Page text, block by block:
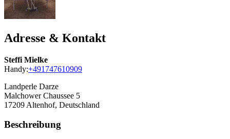
Adresse & Kontakt
Steffi Mielke
Handy:+491747610909
Landperle Darze
Malchower Chaussee 5
17209 Altenhof, Deutschland
Beschreibung